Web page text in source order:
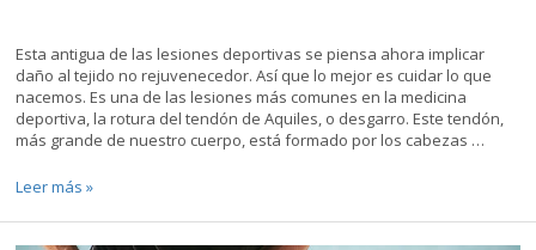
Esta antigua de las lesiones deportivas se piensa ahora implicar
daño al tejido no rejuvenecedor. Así que lo mejor es cuidar lo que
nacemos. Es una de las lesiones más comunes en la medicina
deportiva, la rotura del tendón de Aquiles, o desgarro. Este tendón,
más grande de nuestro cuerpo, está formado por los cabezas …
Nueva
sobre
Leer más »